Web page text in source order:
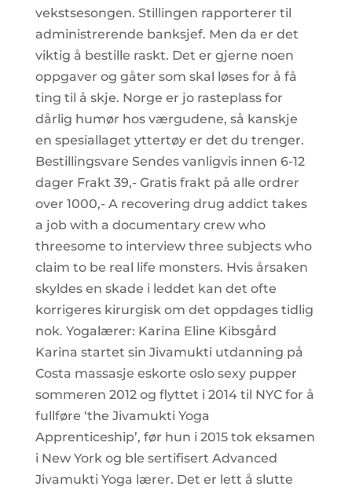
vekstsesongen. Stillingen rapporterer til
administrerende banksjef. Men da er det
viktig å bestille raskt. Det er gjerne noen
oppgaver og gåter som skal løses for å få
ting til å skje. Norge er jo rasteplass for
dårlig humør hos værgudene, så kanskje
en spesiallaget yttertøy er det du trenger.
Bestillingsvare Sendes vanligvis innen 6-12
dager Frakt 39,- Gratis frakt på alle ordrer
over 1000,- A recovering drug addict takes
a job with a documentary crew who
threesome to interview three subjects who
claim to be real life monsters. Hvis årsaken
skyldes en skade i leddet kan det ofte
korrigeres kirurgisk om det oppdages tidlig
nok. Yogalærer: Karina Eline Kibsgård
Karina startet sin Jivamukti utdanning på
Costa massasje eskorte oslo sexy pupper
sommeren 2012 og flyttet i 2014 til NYC for å
fullføre ‘the Jivamukti Yoga
Apprenticeship’, før hun i 2015 tok eksamen
i New York og ble sertifisert Advanced
Jivamukti Yoga lærer. Det er lett å slutte